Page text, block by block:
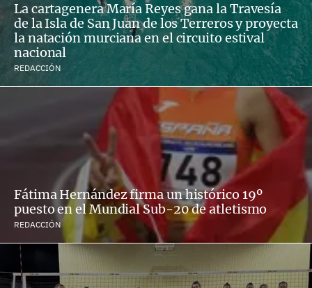
La cartagenera María Reyes gana la Travesía
de la Isla de San Juan de los Terreros y proyecta
la natación murciana en el circuito estival
nacional
REDACCIÓN
Fátima Hernández firma un histórico 19º
puesto en el Mundial Sub-20 de atletismo
REDACCIÓN